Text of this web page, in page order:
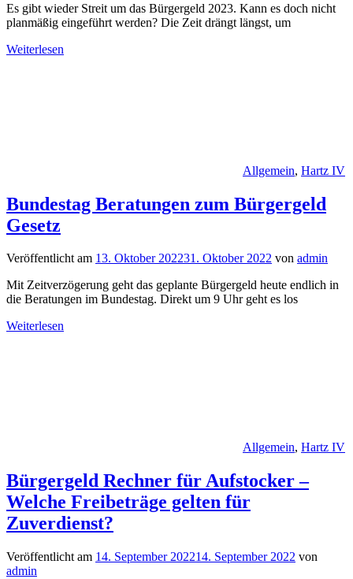
Es gibt wieder Streit um das Bürgergeld 2023. Kann es doch nicht
planmäßig eingeführt werden? Die Zeit drängt längst, um
Weiterlesen
Allgemein, Hartz IV
Bundestag Beratungen zum Bürgergeld
Gesetz
Veröffentlicht am 13. Oktober 202231. Oktober 2022 von admin
Mit Zeitverzögerung geht das geplante Bürgergeld heute endlich in
die Beratungen im Bundestag. Direkt um 9 Uhr geht es los
Weiterlesen
Allgemein, Hartz IV
Bürgergeld Rechner für Aufstocker –
Welche Freibeträge gelten für
Zuverdienst?
Veröffentlicht am 14. September 202214. September 2022 von
admin